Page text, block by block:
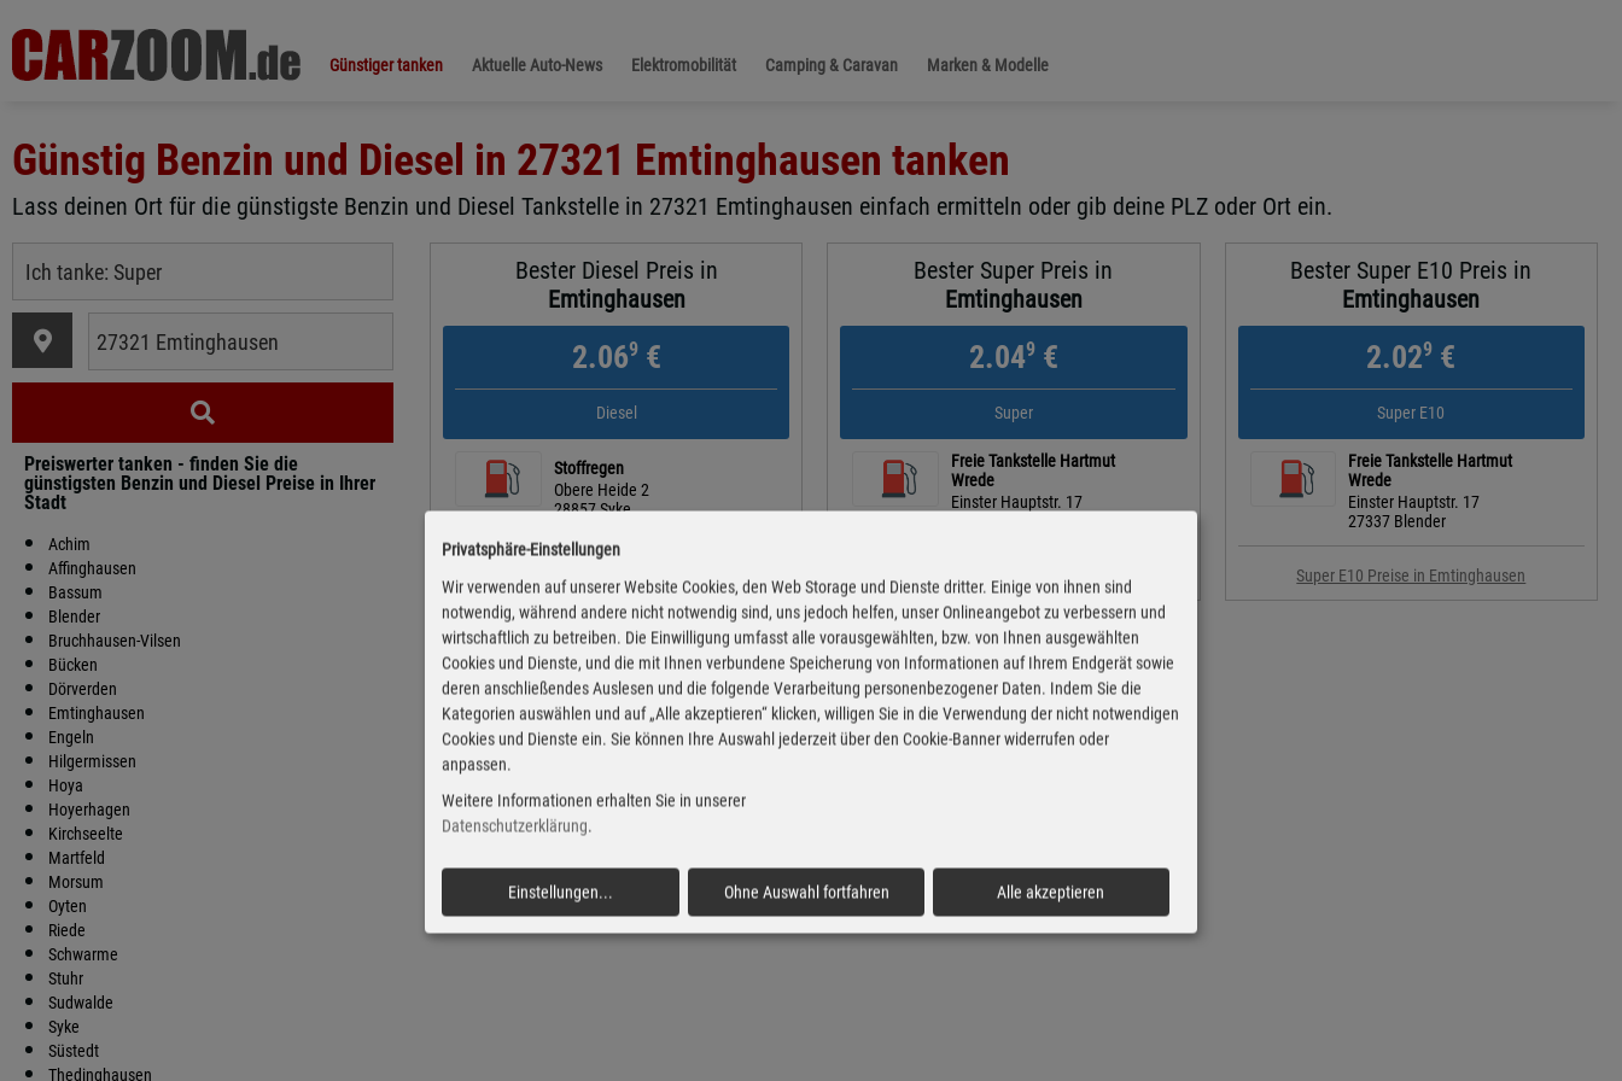
Günstiger tanken Aktuelle Auto-News Elektromobilität Camping & Caravan Marken & Modelle
Günstig Benzin und Diesel in 27321 Emtinghausen tanken
Lass deinen Ort für die günstigste Benzin und Diesel Tankstelle in 27321 Emtinghausen einfach ermitteln oder gib deine PLZ oder Ort ein.
Preiswerter tanken - finden Sie die
günstigsten Benzin und Diesel Preise in Ihrer
Stadt
Achim
Affinghausen
Bassum
Blender
Bruchhausen-Vilsen
Bücken
Dörverden
Emtinghausen
Engeln
Hilgermissen
Hoya
Hoyerhagen
Kirchseelte
Martfeld
Morsum
Oyten
Riede
Schwarme
Stuhr
Sudwalde
Syke
Süstedt
Thedinghausen
Bester Diesel Preis in
Emtinghausen
2.069€
Diesel
Stoffregen
Obere Heide 2
28857 Syke
Diesel Preise in Emtinghausen
Bester Super Preis in
Emtinghausen
2.049€
Super
Freie Tankstelle Hartmut
Wrede
Einster Hauptstr. 17
Super Preise in Emtinghausen
Bester Super E10 Preis in
Emtinghausen
2.029 €
Super E10
Freie Tankstelle Hartmut
Wrede
Einster Hauptstr. 17
27337 Blender
Super E10 Preise in Emtinghausen
Privatsphäre-Einstellungen
Wir verwenden auf unserer Website Cookies, den Web Storage und Dienste dritter. Einige von ihnen sind
notwendig, während andere nicht notwendig sind, uns jedoch helfen, unser Onlineangebot zu verbessern und
wirtschaftlich zu betreiben. Die Einwilligung umfasst alle vorausgewählten, bzw. von Ihnen ausgewählten
Cookies und Dienste, und die mit Ihnen verbundene Speicherung von Informationen auf Ihrem Endgerät sowie
deren anschließendes Auslesen und die folgende Verarbeitung personenbezogener Daten. Indem Sie die
Kategorien auswählen und auf „Alle akzeptieren“ klicken, willigen Sie in die Verwendung der nicht notwendigen
Cookies und Dienste ein. Sie können Ihre Auswahl jederzeit über den Cookie-Banner widerrufen oder
anpassen.
Weitere Informationen erhalten Sie in unserer
Datenschutzerklärung.
Einstellungen... Ohne Auswahl fortfahren Alle akzeptieren